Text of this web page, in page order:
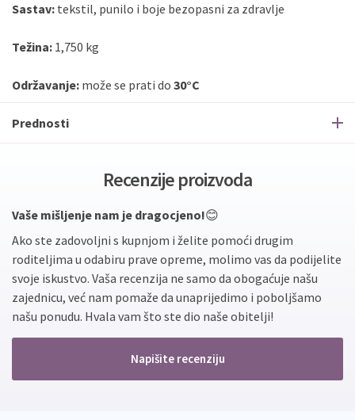
Sastav: tekstil, punilo i boje bezopasni za zdravlje
Težina: 1,750 kg
Održavanje: može se prati do 30°C
Prednosti
Recenzije proizvoda
Vaše mišljenje nam je dragocjeno!😊
Ako ste zadovoljni s kupnjom i želite pomoći drugim
roditeljima u odabiru prave opreme, molimo vas da podijelite
svoje iskustvo. Vaša recenzija ne samo da obogaćuje našu
zajednicu, već nam pomaže da unaprijedimo i poboljšamo
našu ponudu. Hvala vam što ste dio naše obitelji!
Napišite recenziju